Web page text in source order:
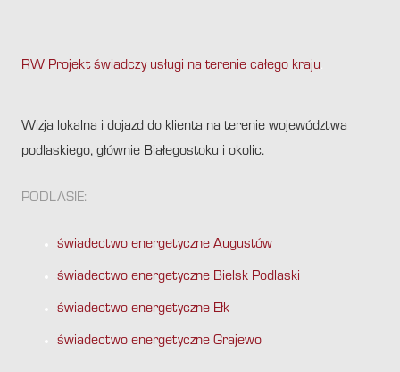
RW Projekt świadczy usługi na terenie całego kraju
Wizja lokalna i dojazd do klienta na terenie województwa
podlaskiego, głównie Białegostoku i okolic.
PODLASIE:
świadectwo energetyczne Augustów
świadectwo energetyczne Bielsk Podlaski
świadectwo energetyczne Ełk
świadectwo energetyczne Grajewo